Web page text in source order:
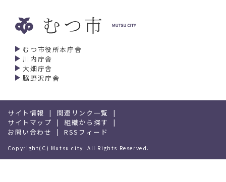
むつ市役所本庁舎
川内庁舎
大畑庁舎
脇野沢庁舎
サイト情報
関連リンク一覧
サイトマップ
組織から探す
お問い合わせ
RSSフィード
Copyright(C) Mutsu city. All Rights Reserved.